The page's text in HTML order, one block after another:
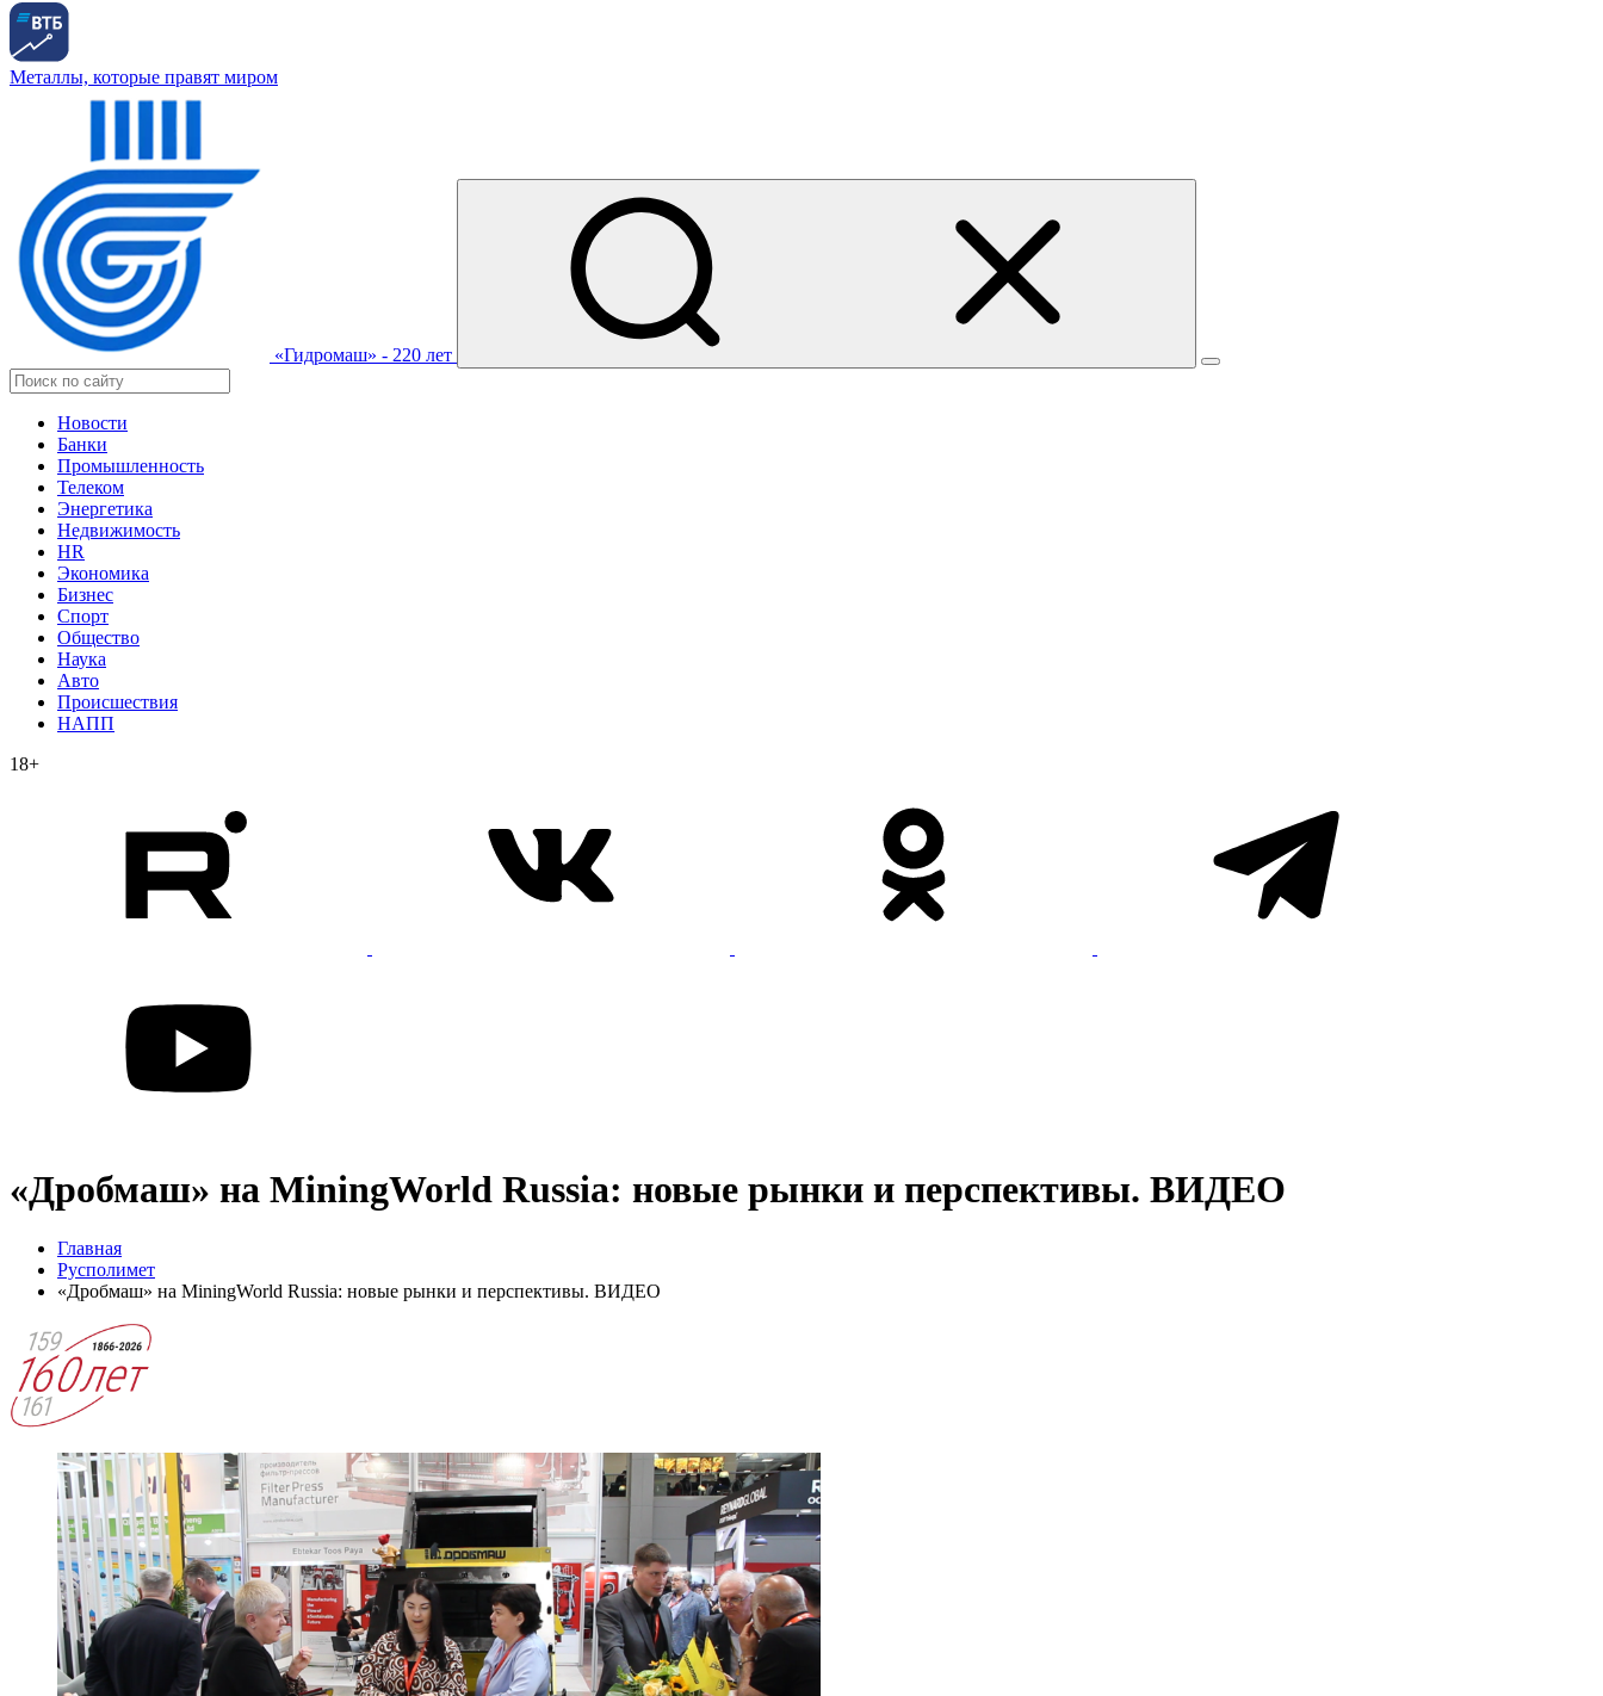
Металлы, которые правят миром
«Гидромаш» - 220 лет
Новости
Банки
Промышленность
Телеком
Энергетика
Недвижимость
HR
Экономика
Бизнес
Спорт
Общество
Наука
Авто
Происшествия
НАПП
18+
«Дробмаш» на MiningWorld Russia: новые рынки и перспективы. ВИДЕО
Главная
Русполимет
«Дробмаш» на MiningWorld Russia: новые рынки и перспективы. ВИДЕО